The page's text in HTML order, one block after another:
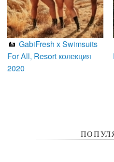
GabiFresh x Swimsuits
For All, Resort колекция
2020